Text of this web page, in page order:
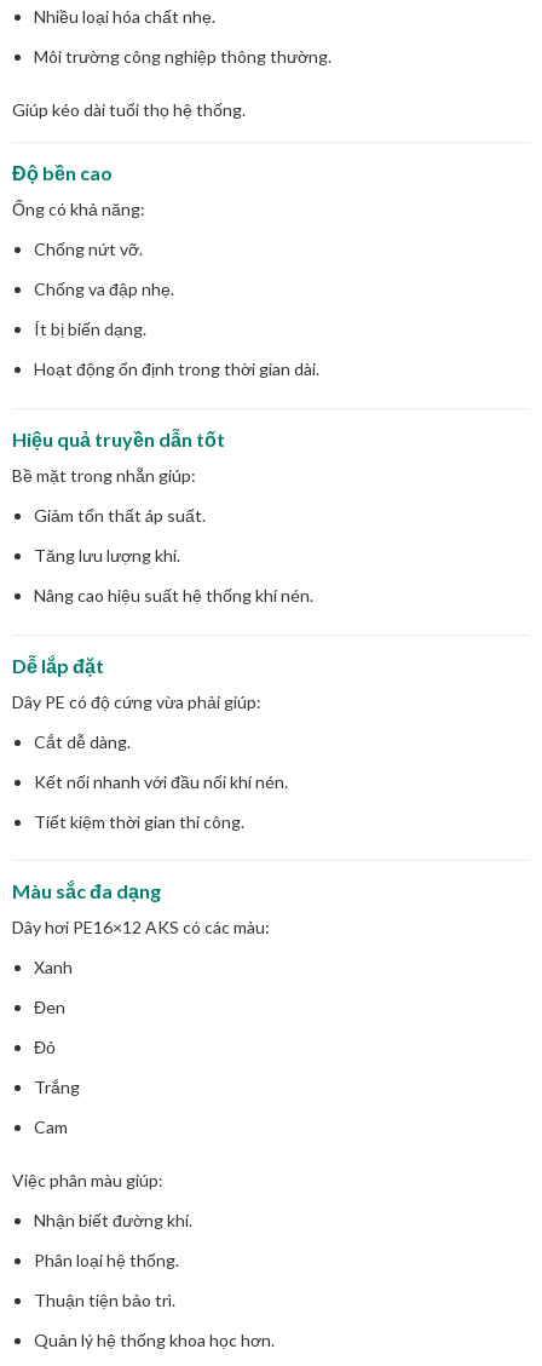
Nhiều loại hóa chất nhẹ.
Môi trường công nghiệp thông thường.
Giúp kéo dài tuổi thọ hệ thống.
Độ bền cao
Ống có khả năng:
Chống nứt vỡ.
Chống va đập nhẹ.
Ít bị biến dạng.
Hoạt động ổn định trong thời gian dài.
Hiệu quả truyền dẫn tốt
Bề mặt trong nhẵn giúp:
Giảm tổn thất áp suất.
Tăng lưu lượng khí.
Nâng cao hiệu suất hệ thống khí nén.
Dễ lắp đặt
Dây PE có độ cứng vừa phải giúp:
Cắt dễ dàng.
Kết nối nhanh với đầu nối khí nén.
Tiết kiệm thời gian thi công.
Màu sắc đa dạng
Dây hơi PE16×12 AKS có các màu:
Xanh
Đen
Đỏ
Trắng
Cam
Việc phân màu giúp:
Nhận biết đường khí.
Phân loại hệ thống.
Thuận tiện bảo trì.
Quản lý hệ thống khoa học hơn.